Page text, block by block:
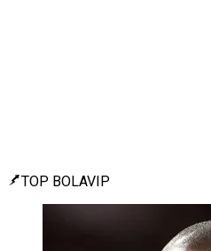
TOP BOLAVIP